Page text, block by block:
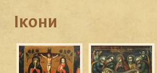
Ікони